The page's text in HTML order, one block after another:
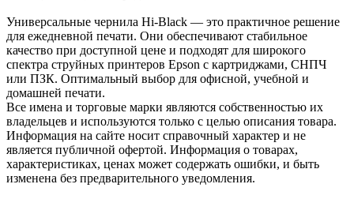
Универсальные чернила Hi-Black — это практичное решение
для ежедневной печати. Они обеспечивают стабильное
качество при доступной цене и подходят для широкого
спектра струйных принтеров Epson с картриджами, СНПЧ
или ПЗК. Оптимальный выбор для офисной, учебной и
домашней печати.
Все имена и торговые марки являются собственностью их
владельцев и используются только с целью описания товара.
Информация на сайте носит справочный характер и не
является публичной офертой. Информация о товарах,
характеристиках, ценах может содержать ошибки, и быть
изменена без предварительного уведомления.